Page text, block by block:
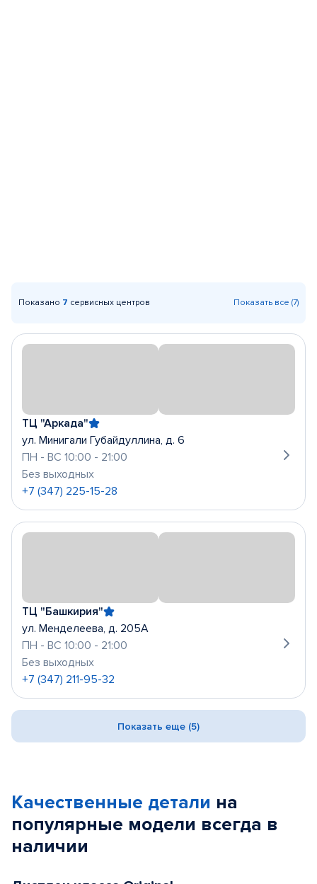
Показано 7 сервисных центров Показать все (7)
ТЦ "Аркада"
ул. Минигали Губайдуллина, д. 6
ПН - ВС 10:00 - 21:00
Без выходных
+7 (347) 225-15-28
ТЦ "Башкирия"
ул. Менделеева, д. 205А
ПН - ВС 10:00 - 21:00
Без выходных
+7 (347) 211-95-32
Показать еще (5)
Качественные детали на
популярные модели всегда в
наличии